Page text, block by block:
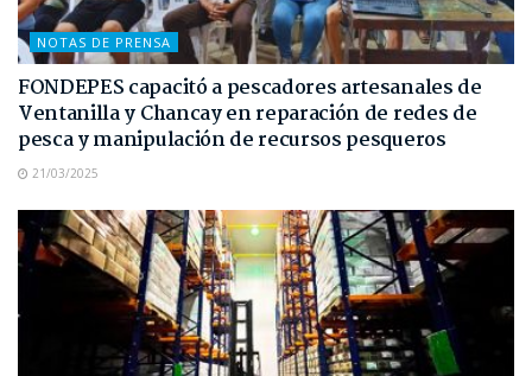
NOTAS DE PRENSA
FONDEPES capacitó a pescadores artesanales de
Ventanilla y Chancay en reparación de redes de
pesca y manipulación de recursos pesqueros
21/03/2025